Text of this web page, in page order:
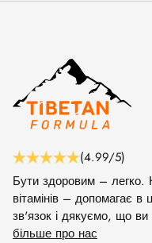
(4.99/5)
Бути здоровим – легко.
вітамінів – допомагає
зв'язок і дякуємо, що ви
більше про нас